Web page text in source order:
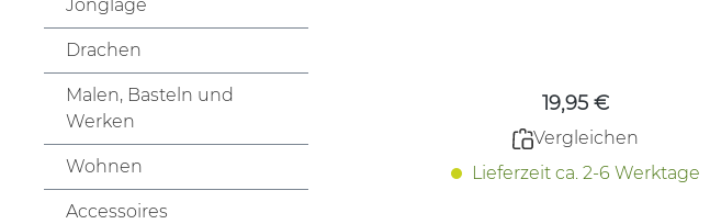
Jonglage
Drachen
Malen, Basteln und
Werken
Wohnen
Accessoires
19,95 €
Vergleichen
Lieferzeit ca. 2-6 Werktage